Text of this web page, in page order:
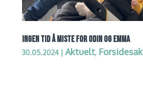
INGEN TID Å MISTE FOR ODIN OG EMMA
30.05.2024| Aktuelt, Forsidesak